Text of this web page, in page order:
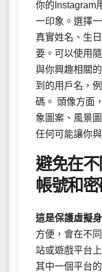
你的Instagram
一印象。選擇
真實姓名、生
要。可以使用
與你興趣相關
到的用戶名，
碼。 頭像方面
象圖案、風景
任何可能讓你
避免在
帳號和
這是保護虛擬
方便，會在不
站或遊戲平台
其中一個平台